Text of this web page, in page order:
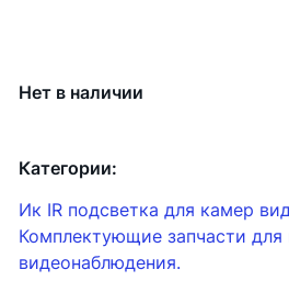
Категории:
Ик IR подсветка для камер
Комплектующие запчасти для
видеонаблюдения.
Нет в наличии